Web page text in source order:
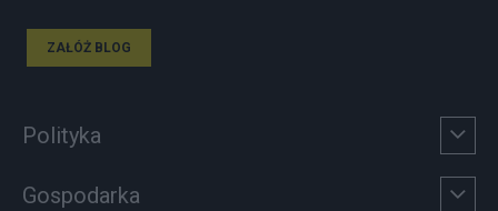
ZAŁÓŻ BLOG
Polityka
Gospodarka